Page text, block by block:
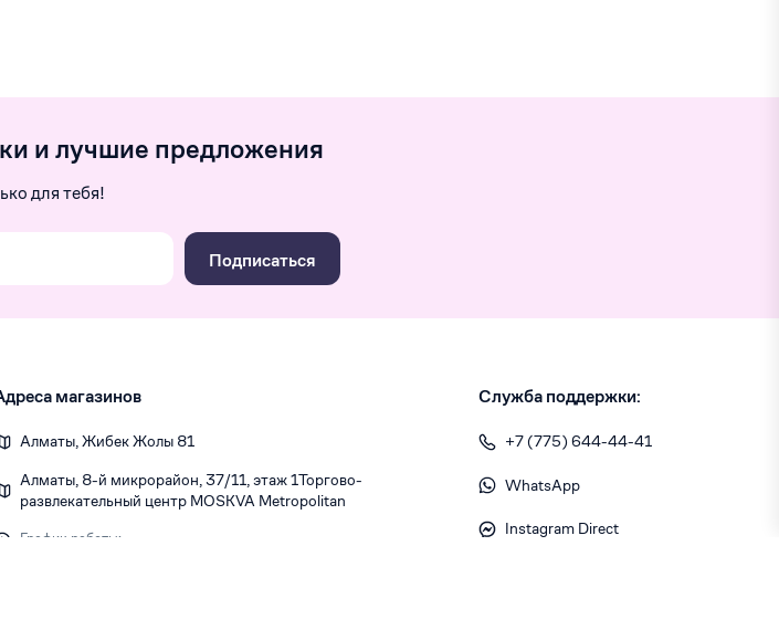
и лучшие предложения
для тебя!
Подписаться
магазинов
Алматы, Жибек Жолы 81
Алматы, 8-й микрорайон, 37/1​1, этаж 1 ​Торгово-
развлекательный центр MOSKVA Metropolitan
График работы:
Служба поддержки:
+7 (775) 644-44-41
WhatsApp
Instagram Direct